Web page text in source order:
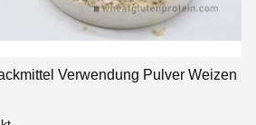
Verwendung Pulver Weizen